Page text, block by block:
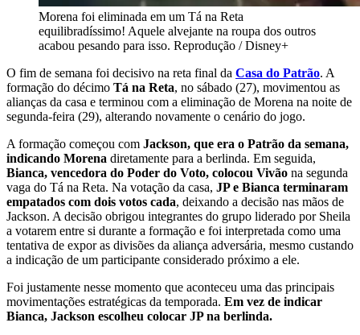
Morena foi eliminada em um Tá na Reta
equilibradíssimo! Aquele alvejante na roupa dos outros
acabou pesando para isso. Reprodução / Disney+
O fim de semana foi decisivo na reta final da Casa do Patrão. A
formação do décimo Tá na Reta, no sábado (27), movimentou as
alianças da casa e terminou com a eliminação de Morena na noite de
segunda-feira (29), alterando novamente o cenário do jogo.
A formação começou com Jackson, que era o Patrão da semana,
indicando Morena diretamente para a berlinda. Em seguida,
Bianca, vencedora do Poder do Voto, colocou Vivão na segunda
vaga do Tá na Reta. Na votação da casa, JP e Bianca terminaram
empatados com dois votos cada, deixando a decisão nas mãos de
Jackson. A decisão obrigou integrantes do grupo liderado por Sheila
a votarem entre si durante a formação e foi interpretada como uma
tentativa de expor as divisões da aliança adversária, mesmo custando
a indicação de um participante considerado próximo a ele.
Foi justamente nesse momento que aconteceu uma das principais
movimentações estratégicas da temporada. Em vez de indicar
Bianca, Jackson escolheu colocar JP na berlinda.